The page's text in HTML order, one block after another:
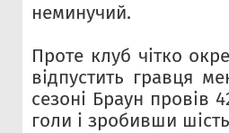
неминучий.
Проте клуб чітко
відпустить гравця
сезоні Браун провів
голи і зробивши